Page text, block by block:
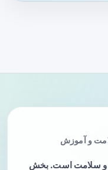
و آموزش
و سلامت است. بخش